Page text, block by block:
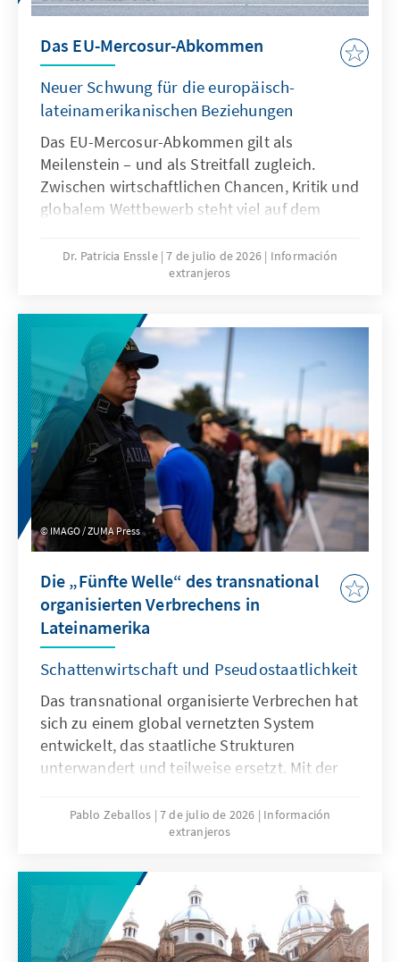
Das EU-Mercosur-Abkommen
Neuer Schwung für die europäisch-
lateinamerikanischen Beziehungen
Das EU-Mercosur-Abkommen gilt als
Meilenstein – und als Streitfall zugleich.
Zwischen wirtschaftlichen Chancen, Kritik und
globalem Wettbewerb steht viel auf dem
die internationale Rolle der EU. Kann das
Abkommen Wachstum schaffen, ohne
weiter zu verschärfen?
Dr. Patricia Enssle 7 de julio de 2026
Información
extranjeros
IMAGO / ZUMA Press
Die „Fünfte Welle“ des transnational
organisierten Verbrechens in
Lateinamerika
Schattenwirtschaft und Pseudostaatlichkeit
Das transnational organisierte Verbrechen hat
sich zu einem global vernetzten System
entwickelt, das staatliche Strukturen
unterwandert und teilweise ersetzt. Mit der
gewinnen Technologie, Einflussnahme und
ökonomische Macht weiter an Bedeutung.
wie kann es darauf reagieren?
Pablo Zeballos 7 de julio de 2026
Información
extranjeros